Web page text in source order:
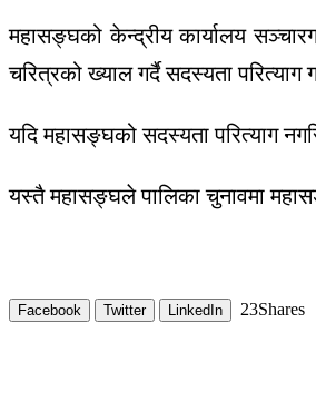
महासङ्घको केन्द्रीय कार्यालय
चरित्रको ख्याल गर्दै सदस्यता
यदि महासङ्घको सदस्यता परित्याग
यस्तै महासङ्घले पालिका चुनावमा
Facebook Twitter LinkedIn 23Shares